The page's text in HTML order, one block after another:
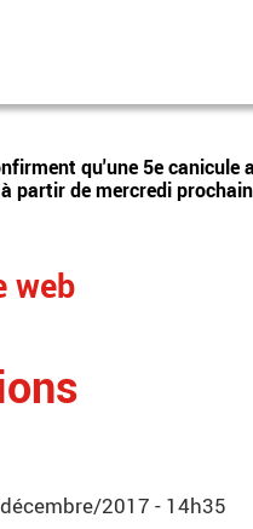
qu'une 5e canicule
partir de mercredi
web
2017 - 14h35